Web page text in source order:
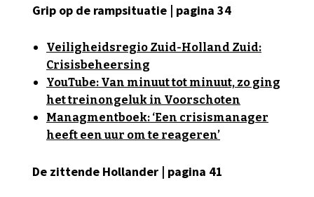
Grip op de rampsituatie | pagina 34
Veiligheidsregio Zuid-Holland Zuid:
Crisisbeheersing
YouTube: Van minuut tot minuut, zo ging
het treinongeluk in Voorschoten
Managmentboek: ‘Een crisismanager
heeft een uur om te reageren’
De zittende Hollander | pagina 41